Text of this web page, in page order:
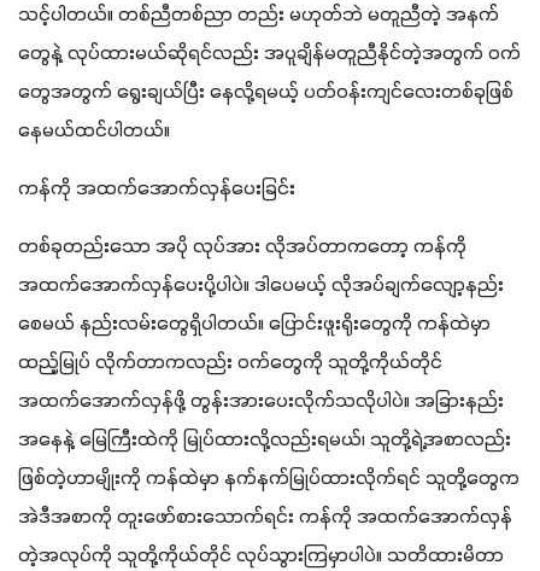
သင့်ပါတယ်။ တစ်ညီတစ်ညာ တည်း မဟုတ်ဘဲ မတူညီတဲ့ အနက်
တွေနဲ့ လုပ်ထားမယ်ဆိုရင်လည်း အပူချိန်မတူညီနိုင်တဲ့အတွက် ဝက်
တွေအတွက် ရွေးချယ်ပြီး နေလို့ရမယ့် ပတ်ဝန်းကျင်လေးတစ်ခုဖြစ်
နေမယ်ထင်ပါတယ်။
ကန်ကို အထက်အောက်လှန်ပေးခြင်း
တစ်ခုတည်းသော အပို လုပ်အား လိုအပ်တာကတော့ ကန်ကို
အထက်အောက်လှန်ပေးပို့ပါပဲ။ ဒါပေမယ့် လိုအပ်ချက်လျော့နည်း
စေမယ် နည်းလမ်းတွေရှိပါတယ်။ ပြောင်းဖူးရိုးတွေကို ကန်ထဲမှာ
ထည့်မြုပ် လိုက်တာကလည်း ဝက်တွေကို သူတို့ကိုယ်တိုင်
အထက်အောက်လှန်ဖို့ တွန်းအားပေးလိုက်သလိုပါပဲ။ အခြားနည်း
အနေနဲ့ မြေကြီးထဲကို မြုပ်ထားလို့လည်းရမယ်၊ သူတို့ရဲ့အစာလည်း
ဖြစ်တဲ့ဟာမျိုးကို ကန်ထဲမှာ နက်နက်မြုပ်ထားလိုက်ရင် သူတို့တွေက
အဲဒီအစာကို တူးဖော်စားသောက်ရင်း ကန်ကို အထက်အောက်လှန်
တဲ့အလုပ်ကို သူတို့ကိုယ်တိုင် လုပ်သွားကြမှာပါပဲ။ သတိထားမိတာ